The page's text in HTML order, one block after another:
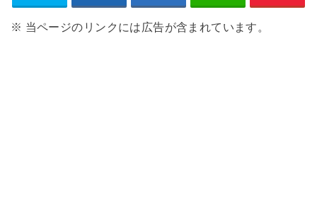
※ 当ページのリンクには広告が含まれています。